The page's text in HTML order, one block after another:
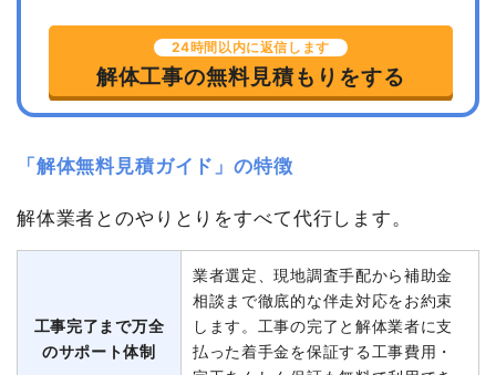
24時間以内に返信します
解体工事の無料見積もりをする
「解体無料見積ガイド」の特徴
解体業者とのやりとりをすべて代行します。
工事完了まで万全
のサポート体制
業者選定、現地調査手配から補助金
相談まで徹底的な伴走対応をお約束
します。工事の完了と解体業者に支
払った着手金を保証する工事費用・